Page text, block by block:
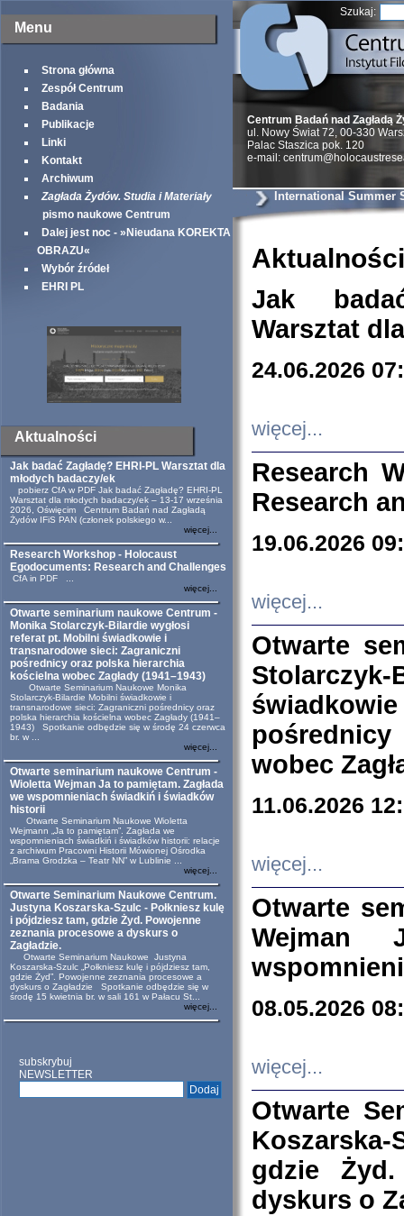
Menu
Strona główna
Zespół Centrum
Badania
Publikacje
Linki
Kontakt
Archiwum
Zagłada Żydów. Studia i Materiały
pismo naukowe Centrum
Dalej jest noc - »Nieudana KOREKTA
OBRAZU«
Wybór źródeł
EHRI PL
Aktualności
Jak badać Zagładę? EHRI-PL Warsztat dla
młodych badaczy/ek
pobierz CfA w PDF Jak badać Zagładę? EHRI-PL
Warsztat dla młodych badaczy/ek – 13-17 września
2026, Oświęcim Centrum Badań nad Zagładą
Żydów IFiS PAN (członek polskiego w...
więcej...
Research Workshop - Holocaust
Egodocuments: Research and Challenges
CfA in PDF ...
więcej...
Otwarte seminarium naukowe Centrum -
Monika Stolarczyk-Bilardie wygłosi
referat pt. Mobilni świadkowie i
transnarodowe sieci: Zagraniczni
pośrednicy oraz polska hierarchia
kościelna wobec Zagłady (1941–1943)
Otwarte Seminarium Naukowe Monika
Stolarczyk-Bilardie Mobilni świadkowie i
transnarodowe sieci: Zagraniczni pośrednicy oraz
polska hierarchia kościelna wobec Zagłady (1941–
1943) Spotkanie odbędzie się w środę 24 czerwca
br. w ...
więcej...
Otwarte seminarium naukowe Centrum -
Wioletta Wejman Ja to pamiętam. Zagłada
we wspomnieniach świadkiń i świadków
historii
Otwarte Seminarium Naukowe Wioletta
Wejmann „Ja to pamiętam”. Zagłada we
wspomnieniach świadkiń i świadków historii: relacje
z archiwum Pracowni Historii Mówionej Ośrodka
„Brama Grodzka – Teatr NN” w Lublinie ...
więcej...
Otwarte Seminarium Naukowe Centrum.
Justyna Koszarska-Szulc - Połkniesz kulę
i pójdziesz tam, gdzie Żyd. Powojenne
zeznania procesowe a dyskurs o
Zagładzie.
Otwarte Seminarium Naukowe Justyna
Koszarska-Szulc „Połkniesz kulę i pójdziesz tam,
gdzie Żyd”. Powojenne zeznania procesowe a
dyskurs o Zagładzie Spotkanie odbędzie się w
środę 15 kwietnia br. w sali 161 w Pałacu St...
więcej...
subskrybuj
NEWSLETTER
Szukaj:
Centrum Badań nad Zagładą
ul. Nowy Świat 72, 00-330
Palac Staszica pok. 120
e-mail:
International Summer
Aktualności
Jak
Warsztat
24.06.2026
więcej...
Research
Research
19.06.2026
więcej...
Otwarte
wobec
11.06.2026
więcej...
Otwarte
Wejman
08.05.2026
więcej...
Otwarte
Koszarska-
gdzie
dyskurs o